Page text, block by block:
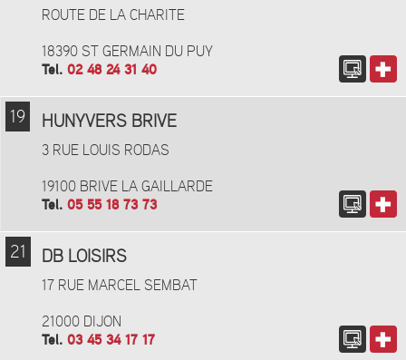
ROUTE DE LA CHARITE
18390 ST GERMAIN DU PUY
Tel. 02 48 24 31 40
19 HUNYVERS BRIVE
3 RUE LOUIS RODAS
19100 BRIVE LA GAILLARDE
Tel. 05 55 18 73 73
21 DB LOISIRS
17 RUE MARCEL SEMBAT
21000 DIJON
Tel. 03 45 34 17 17